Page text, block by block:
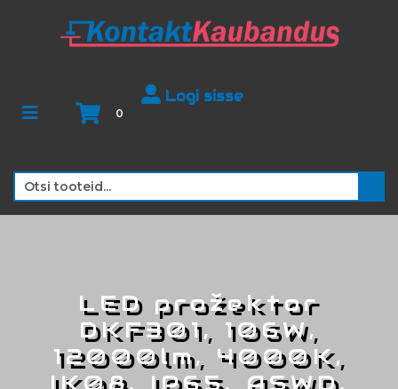
0
Logi sisse
LED prožektor
DKF301, 106W,
12000lm, 4000K,
IK08, IP65, ASWD,